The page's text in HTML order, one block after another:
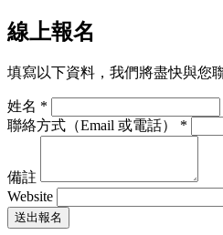
線上報名
填寫以下資料，我們將盡快與您聯
姓名 *
聯絡方式（Email 或電話） *
備註
Website
送出報名